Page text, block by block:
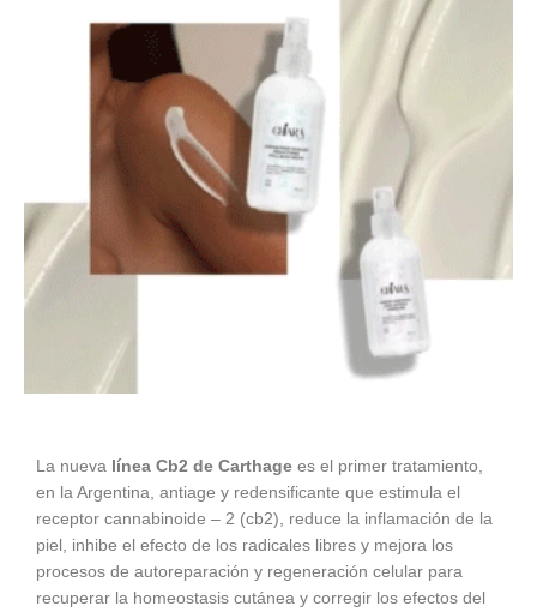
La nueva línea Cb2 de Carthage es el primer tratamiento,
en la Argentina, antiage y redensificante que estimula el
receptor cannabinoide – 2 (cb2), reduce la inflamación de la
piel, inhibe el efecto de los radicales libres y mejora los
procesos de autoreparación y regeneración celular para
recuperar la homeostasis cutánea y corregir los efectos del